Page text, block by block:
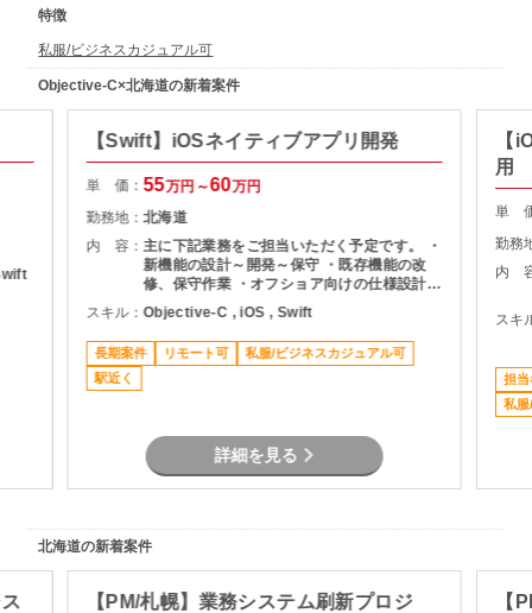
特徴
私服/ビジネスカジュアル可
Objective-C×北海道の新着案件
【Swift】iOSネイティブアプリ開発
単 価：55万円～60万円
勤務地：北海道
内 容：主に下記業務をご担当いただく予定です。 ・
新機能の設計～開発～保守 ・既存機能の改
修、保守作業 ・オフショア向けの仕様設計や
コードレビュー
スキル：Objective-C , iOS , Swift
長期案件 リモート可
私服/ビジネスカジュアル可
駅近く
詳細を見る
【
用
単
勤務
内
スキ
担当
私服
北海道の新着案件
【PM/札幌】業務システム刷新プロジ
【